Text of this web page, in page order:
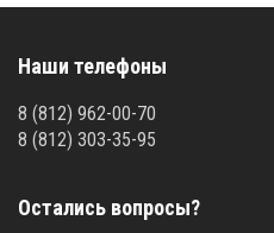
Наши телефоны
8 (812) 962-00-70
8 (812) 303-35-95
Остались вопросы?